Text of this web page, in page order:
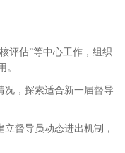
评估”等中心工作，组织
。
况，探索适合新一届督导
督导员动态进出机制，